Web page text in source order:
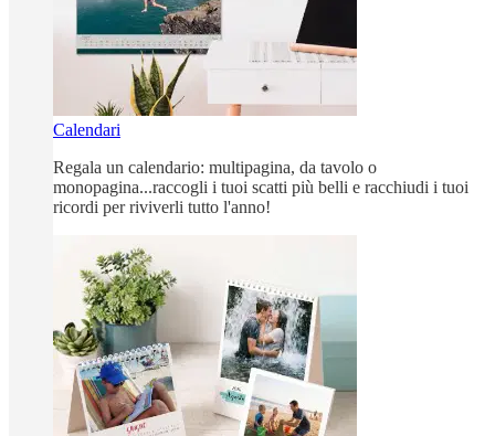
Calendari
Regala un calendario: multipagina, da tavolo o
monopagina...raccogli i tuoi scatti più belli e racchiudi i tuoi
ricordi per riviverli tutto l'anno!